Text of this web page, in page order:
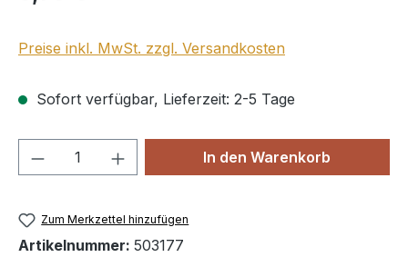
Preise inkl. MwSt. zzgl. Versandkosten
Sofort verfügbar, Lieferzeit: 2-5 Tage
Produkt Anzahl: Gib denIn den Warenkorb
Zum Merkzettel hinzufügen
Artikelnummer: 503177